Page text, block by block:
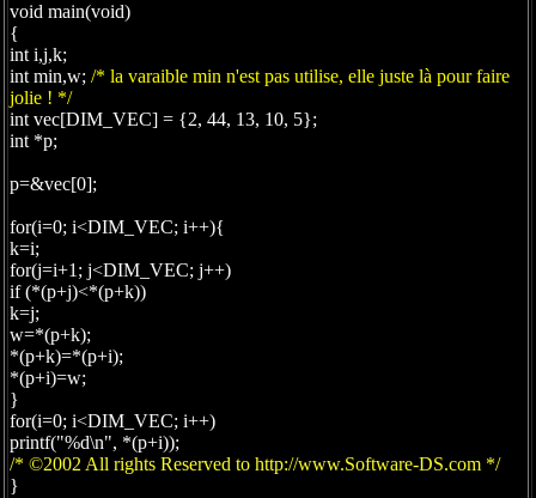
void main(void)
{
int i,j,k;
int min,w; /* la varaible min n'est pas utilise, elle juste là pour faire
jolie ! */
int vec[DIM_VEC] = {2, 44, 13, 10, 5};
int *p;
p=&vec[0];
for(i=0; i<DIM_VEC; i++){
k=i;
for(j=i+1; j<DIM_VEC; j++)
if (*(p+j)<*(p+k))
k=j;
w=*(p+k);
*(p+k)=*(p+i);
*(p+i)=w;
}
for(i=0; i<DIM_VEC; i++)
printf("%d\n", *(p+i));
/* ©2002 All rights Reserved to http://www.Software-DS.com */
}